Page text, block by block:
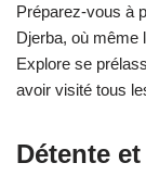
Préparez-vous à
Djerba, où même
Explore se
avoir visité tous
Détente